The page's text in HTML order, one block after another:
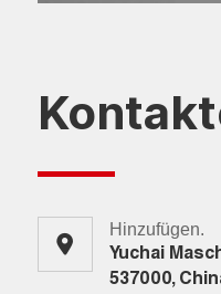
Hinzufügen.
Yuchai
537000,